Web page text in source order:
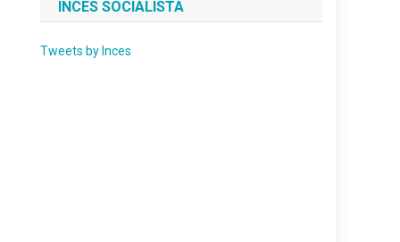
INCES SOCIALISTA
Tweets by Inces